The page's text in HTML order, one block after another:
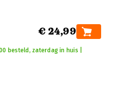
€ 24,99
besteld, zaterdag in huis |